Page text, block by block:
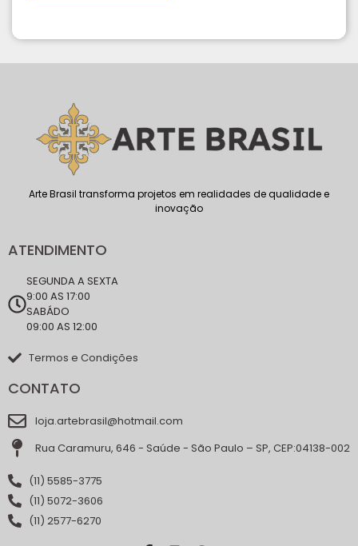
Arte Brasil transforma projetos em realidades de qualidade e
inovação
ATENDIMENTO
SEGUNDA A SEXTA
9:00 AS 17:00
SABÁDO
09:00 AS 12:00
Termos e Condições
CONTATO
loja.artebrasil@hotmail.com
Rua Caramuru, 646 - Saúde - São Paulo – SP, CEP:04138-002
(11) 5585-3775
(11) 5072-3606
(11) 2577-6270